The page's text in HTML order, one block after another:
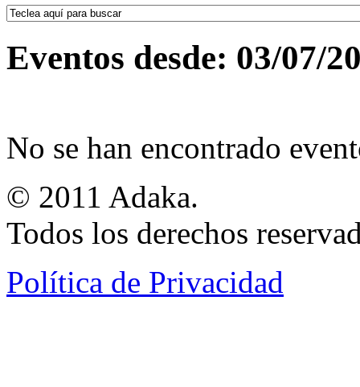
Eventos desde: 03/07/
No se han encontrado
© 2011 Adaka.
Todos los derechos
Política de Privacidad